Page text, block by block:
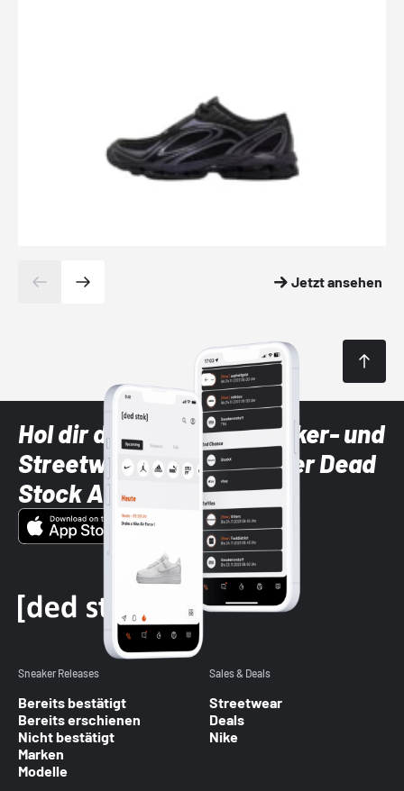
Jetzt ansehen
Hol dir die neuesten Sneaker- und
Streetwear-Brands mit der Dead
Stock App
Sneaker Releases
Bereits bestätigt
Bereits erschienen
Nicht bestätigt
Marken
Modelle
Sales & Deals
Streetwear
Deals
Nike